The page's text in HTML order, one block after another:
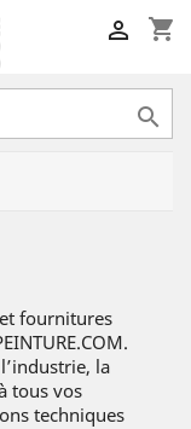
shopping_cart


fournitures
la
tous vos
techniques